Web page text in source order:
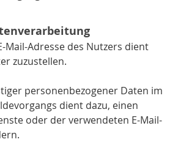
Mail-Adresse des Nutzers dient
zuzustellen.
personenbezogener Daten im
dient dazu, einen
oder der verwendeten E-Mail-